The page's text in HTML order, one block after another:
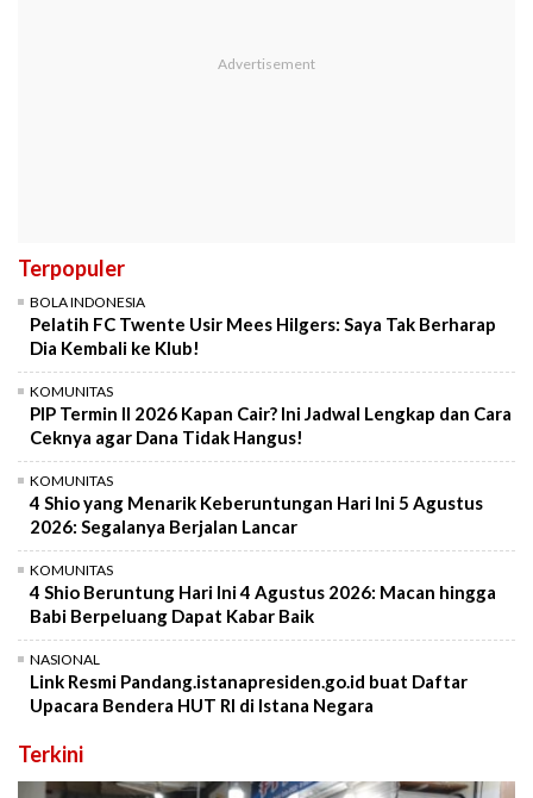
Terpopuler
BOLA INDONESIA
Pelatih FC Twente Usir Mees Hilgers: Saya Tak Berharap
Dia Kembali ke Klub!
KOMUNITAS
PIP Termin II 2026 Kapan Cair? Ini Jadwal Lengkap dan Cara
Ceknya agar Dana Tidak Hangus!
KOMUNITAS
4 Shio yang Menarik Keberuntungan Hari Ini 5 Agustus
2026: Segalanya Berjalan Lancar
KOMUNITAS
4 Shio Beruntung Hari Ini 4 Agustus 2026: Macan hingga
Babi Berpeluang Dapat Kabar Baik
NASIONAL
Link Resmi Pandang.istanapresiden.go.id buat Daftar
Upacara Bendera HUT RI di Istana Negara
Terkini